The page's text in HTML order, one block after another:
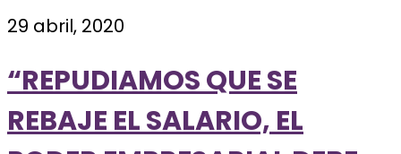
29 abril, 2020
“REPUDIAMOS QUE SE
REBAJE EL SALARIO, EL